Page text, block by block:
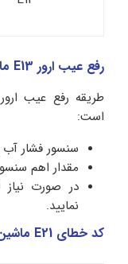
رفع عیب ارور E13 ماشین لباسشویی آاگ
است:
سنسور فشار آب
مقدار اهم
در صورت
نمایید.
کد خطای E21 ماشین لباسشویی آاگ